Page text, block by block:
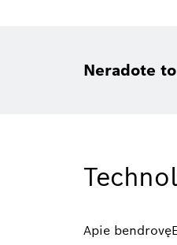
Neradote
Apie bendrovę